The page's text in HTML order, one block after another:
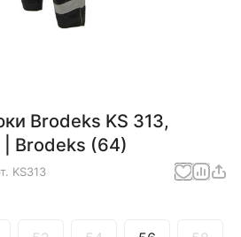
Brodeks KS 313,
Brodeks (64)
KS313